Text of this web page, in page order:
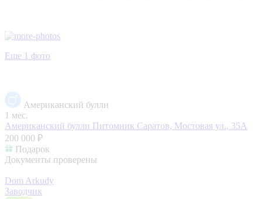
Еще 1 фото
Американский булли
1 мес.
Американский булли Питомник Саратов, Мостовая ул., 35А
200 000 ₽
Подарок
Документы проверены
Dom Arkudy
Заводчик